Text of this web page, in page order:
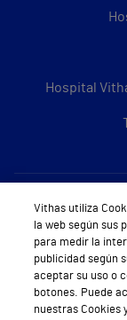
Hospital
Vithas utiliza
la web según sus
para medir la
publicidad según
aceptar su uso o
botones. Puede
nuestras Cookies